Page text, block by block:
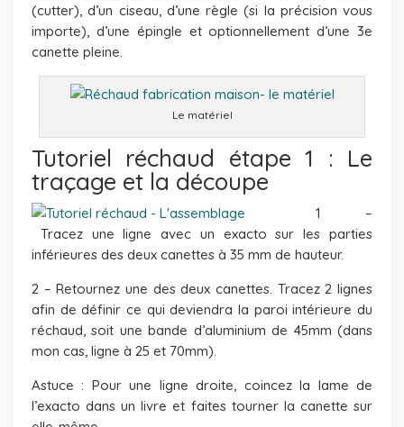
(cutter), d’un ciseau, d’une règle (si la précision vous
importe), d’une épingle et optionnellement d’une 3e
canette pleine.
Le matériel
Tutoriel réchaud étape 1 : Le
traçage et la découpe
1 –
Tracez une ligne avec un exacto sur les parties
inférieures des deux canettes à 35 mm de hauteur.
2 – Retournez une des deux canettes. Tracez 2 lignes
afin de définir ce qui deviendra la paroi intérieure du
réchaud, soit une bande d’aluminium de 45mm (dans
mon cas, ligne à 25 et 70mm).
Astuce : Pour une ligne droite, coincez la lame de
l’exacto dans un livre et faites tourner la canette sur